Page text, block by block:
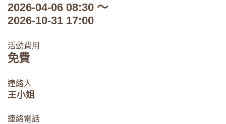
2026-04-06 08:30 ～
2026-10-31 17:00
活動費用
免費
連絡人
王小姐
連絡電話